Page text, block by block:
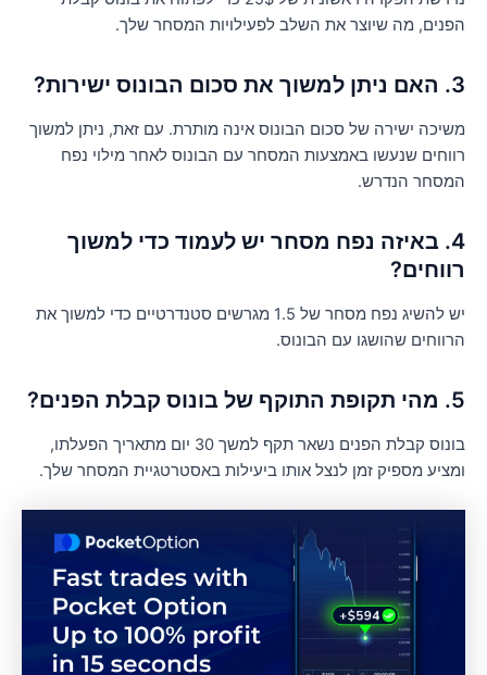
מה שיוצר את השלב לפעילויות המסחר שלך.
ישירה של סכום הבונוס אינה מותרת. עם זאת, ניתן למשוך
שנעשו באמצעות המסחר עם הבונוס לאחר מילוי נפח
הנדרש.
4. באיזה נפח מסחר יש לעמוד כדי למשוך
יש להשיג נפח מסחר של 1.5 מגרשים סטנדרטיים כדי למשוך את
שהושגו עם הבונוס.
בונוס קבלת הפנים נשאר תקף למשך 30 יום מתאריך הפעלתו,
מספיק זמן לנצל אותו ביעילות באסטרטגיית המסחר שלך.